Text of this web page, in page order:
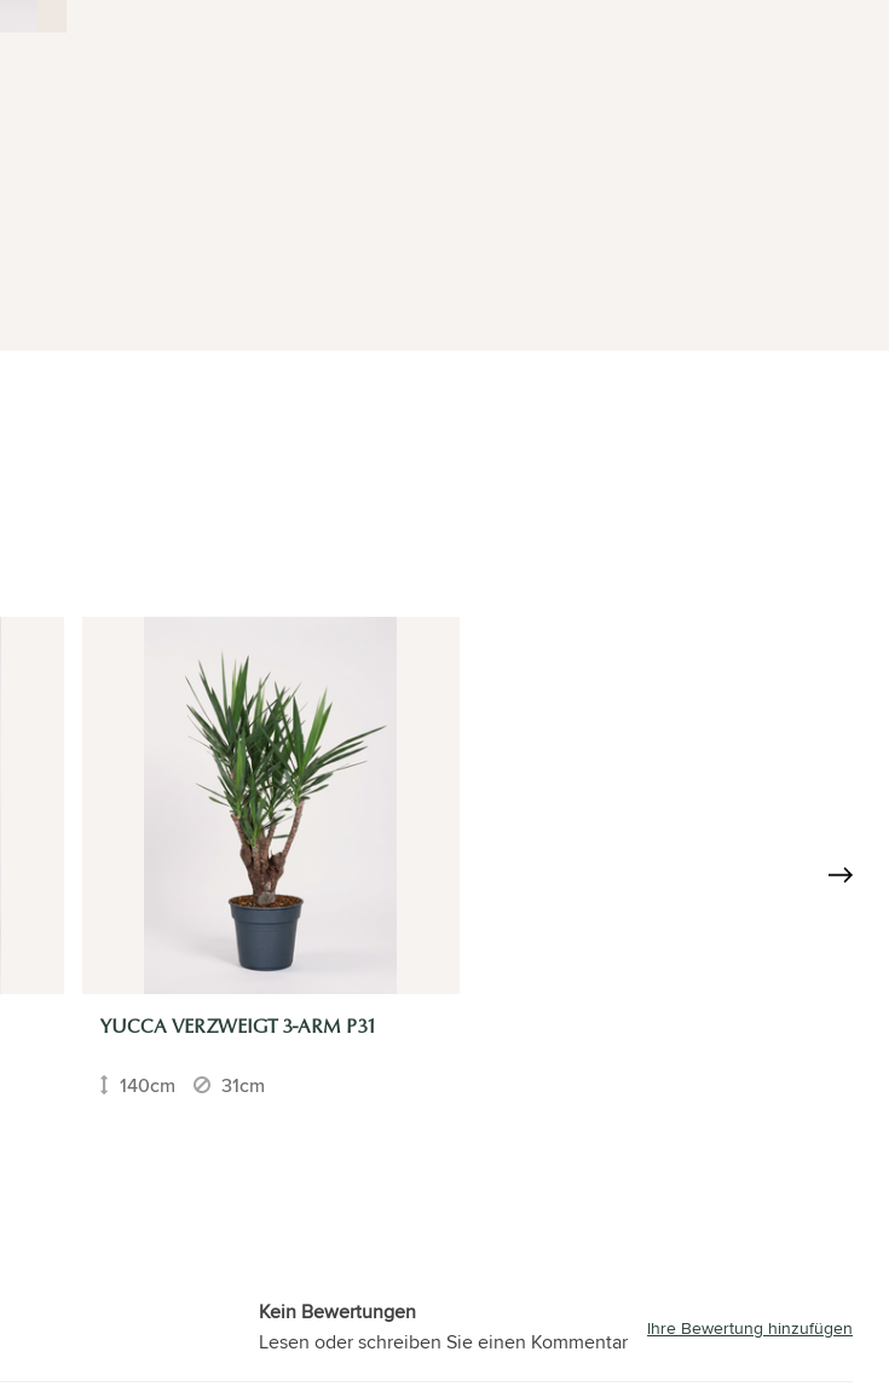
YUCCA VERZWEIGT 3-ARM P31
140cm 31cm
Kein Bewertungen
Lesen oder schreiben Sie einen Kommentar
Ihre Bewertung hinzufügen